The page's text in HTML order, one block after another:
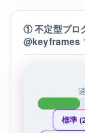
① 不定型プロ
@keyframes
標準